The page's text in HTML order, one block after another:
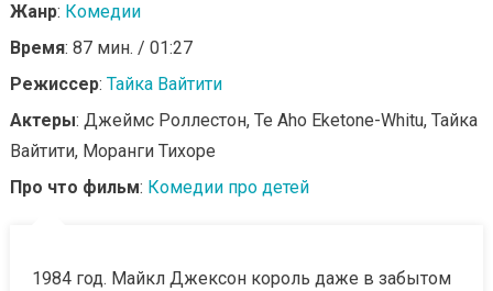
Жанр: Комедии
Время: 87 мин. / 01:27
Режиссер: Тайка Вайтити
Актеры: Джеймс Роллестон, Te Aho Eketone-Whitu, Тайка
Вайтити, Моранги Тихоре
Про что фильм: Комедии про детей
1984 год. Майкл Джексон король даже в забытом